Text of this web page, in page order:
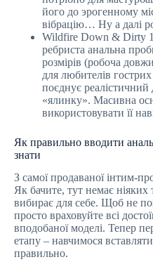
його до эрогенному
вібрацію… Ну а далі
Wildfire Down & Dirty
ребриста анальна
розмірів (робоча
для любителів
поєднує реалістичний
«ялинку». Масивна
використовувати її
Як правильно вводити
знати
З самої продаваної інтим-
Як бачите, тут немає ніяких
вибирає для себе. Щоб не
просто враховуйте всі
вподобаної моделі. Тепер
етапу – навчимося
правильно.